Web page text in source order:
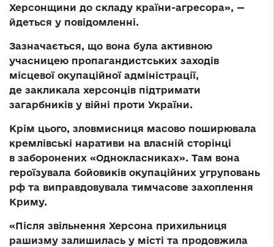
Херсонщини до складу країни-агресора», —
йдеться у повідомленні.
Зазначається, що вона була активною
учасницею пропагандистських заходів
місцевої окупаційної адміністрації,
де закликала херсонців підтримати
загарбників у війні проти України.
Крім цього, зловмисниця масово поширювала
кремлівські наративи на власній сторінці
в заборонених «Однокласниках». Там вона
героїзувала бойовиків окупаційних угруповань
рф та виправдовувала тимчасове захоплення
Криму.
«Після звільнення Херсона прихильниця
рашизму залишилась у місті та продовжила